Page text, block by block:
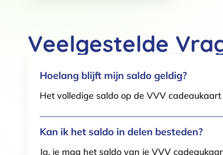
Veelgestelde
Hoelang blijft mijn saldo geldig?
Het volledige saldo op de VVV
Kan ik het saldo in delen besteden?
Ja, je mag het saldo van je VVV